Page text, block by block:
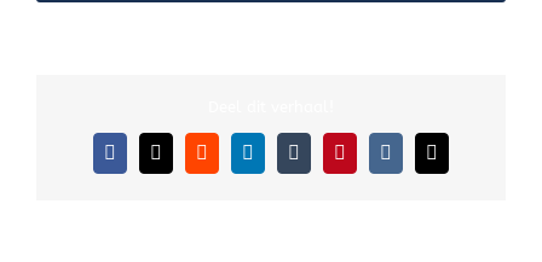
Facebook
X RedditLinkedInTumblrPinterestVk
E-
mail